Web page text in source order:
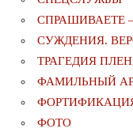
СПРАШИВАЕТЕ
СУЖДЕНИЯ.
ТРАГЕДИЯ
ФАМИЛЬНЫЙ
ФОТО